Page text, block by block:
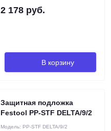
2 178 руб.
В корзину
Защитная подложка
Festool PP-STF DELTA/9/2
Модель: PP-STF DELTA/9/2